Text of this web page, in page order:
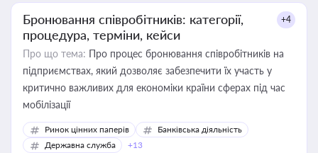
Бронювання співробітників: категорії,
процедура, терміни, кейси
+4
Про що тема: Про процес бронювання співробітників на
підприємствах, який дозволяє забезпечити їх участь у
критично важливих для економіки країни сферах під час
мобілізації
Ринок цінних паперів
Банківська діяльність
Державна служба
+13